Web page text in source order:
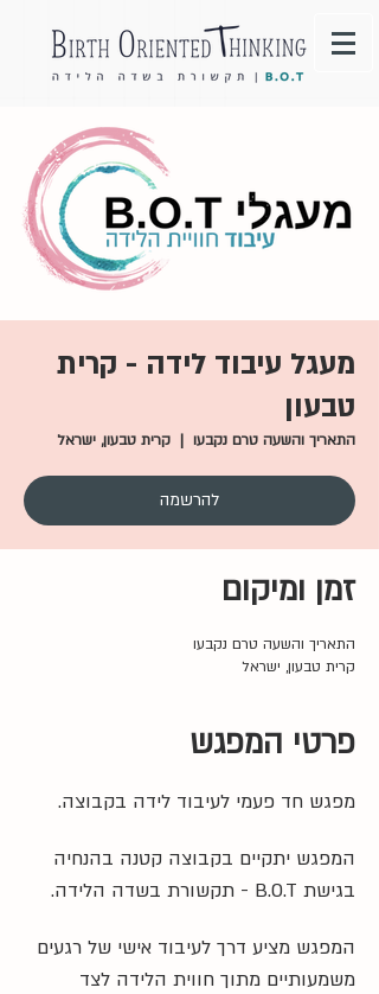
מעגל עיבוד לידה - קרית
טבעון
התאריך והשעה טרם נקבעו
  |
קרית טבעון, ישראל
להרשמה
זמן ומיקום
התאריך והשעה טרם נקבעו
קרית טבעון, ישראל
פרטי המפגש
מפגש חד פעמי לעיבוד לידה בקבוצה.
המפגש יתקיים בקבוצה קטנה בהנחיה
בגישת B.O.T - תקשורת בשדה הלידה.
המפגש מציע דרך לעיבוד אישי של רגעים
משמעותיים מתוך חווית הלידה לצד